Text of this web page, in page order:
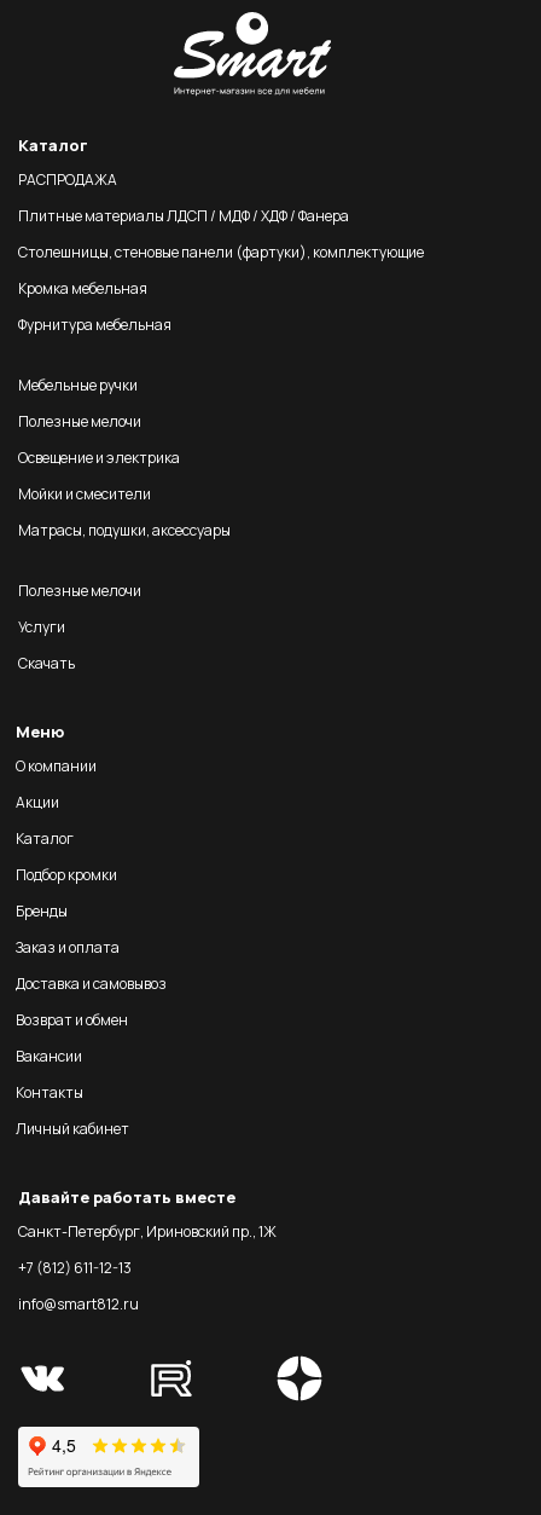
Каталог
РАСПРОДАЖА
Плитные материалы ЛДСП / МДФ / ХДФ / Фанера
Столешницы, стеновые панели (фартуки), комплектующие
Кромка мебельная
Фурнитура мебельная
Мебельные ручки
Полезные мелочи
Освещение и электрика
Мойки и смесители
Матрасы, подушки, аксессуары
Полезные мелочи
Услуги
Скачать
Меню
О компании
Акции
Каталог
Подбор кромки
Бренды
Заказ и оплата
Доставка и самовывоз
Возврат и обмен
Вакансии
Контакты
Личный кабинет
Давайте работать вместе
Санкт-Петербург, Ириновский пр., 1Ж
+7 (812) 611-12-13
info@smart812.ru